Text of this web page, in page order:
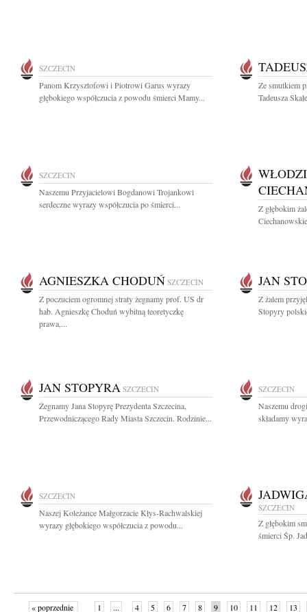
SZCZECIN
Panom Krzysztofowi i Piotrowi Garus wyrazy
głębokiego współczucia z powodu śmierci Mamy...
Ze smutkiem
Tadeusza
SZCZECIN
Naszemu Przyjacielowi Bogdanowi Trojankowi
serdeczne wyrazy współczucia po śmierci...
Z głębokim
AGNIESZKA CHODUŃ SZCZECIN
Z poczuciem ogromnej straty żegnamy prof. US dr
hab. Agnieszkę Choduń wybitną teoretyczkę
prawa,...
JAN
Z żalem
Stopyry
JAN STOPYRA SZCZECIN
Żegnamy Jana Stopyrę Prezydenta Szczecina,
Przewodniczącego Rady Miasta Szczecin. Rodzinie...
SZCZECIN
Naszemu
składamy
SZCZECIN
Naszej Koleżance Małgorzacie Kłys-Rachwalskiej
wyrazy głębokiego współczucia z powodu...
SZCZECIN
Z głębokim
śmierci Śp.
« poprzednie 1 ... 4 5 6 7 8 9 10 11 12 13